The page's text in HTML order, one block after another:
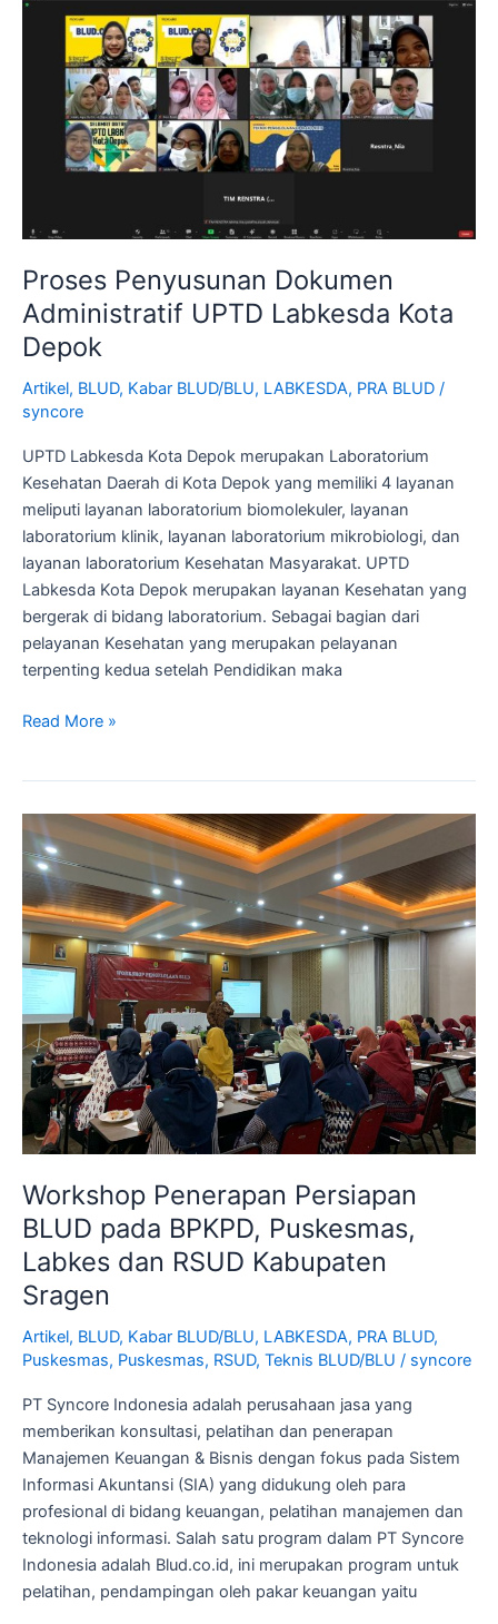
Proses Penyusunan Dokumen
Administratif UPTD Labkesda Kota
Depok
Artikel, BLUD, Kabar BLUD/BLU, LABKESDA, PRA BLUD /
syncore
UPTD Labkesda Kota Depok merupakan Laboratorium
Kesehatan Daerah di Kota Depok yang memiliki 4 layanan
meliputi layanan laboratorium biomolekuler, layanan
laboratorium klinik, layanan laboratorium mikrobiologi, dan
layanan laboratorium Kesehatan Masyarakat. UPTD
Labkesda Kota Depok merupakan layanan Kesehatan yang
bergerak di bidang laboratorium. Sebagai bagian dari
pelayanan Kesehatan yang merupakan pelayanan
terpenting kedua setelah Pendidikan maka
Proses
Penyusunan
Dokumen
Administratif
Labkesda
Read More »
Workshop Penerapan Persiapan
BLUD pada BPKPD, Puskesmas,
Labkes dan RSUD Kabupaten
Sragen
Artikel, BLUD, Kabar BLUD/BLU, LABKESDA, PRA BLUD,
Puskesmas, Puskesmas, RSUD, Teknis BLUD/BLU / syncore
PT Syncore Indonesia adalah perusahaan jasa yang
memberikan konsultasi, pelatihan dan penerapan
Manajemen Keuangan & Bisnis dengan fokus pada Sistem
Informasi Akuntansi (SIA) yang didukung oleh para
profesional di bidang keuangan, pelatihan manajemen dan
teknologi informasi. Salah satu program dalam PT Syncore
Indonesia adalah Blud.co.id, ini merupakan program untuk
pelatihan, pendampingan oleh pakar keuangan yaitu
Workshop
Penerapan
Persiapan
BLUD
pada
BPKPD,
Puskesmas,
Labkes
dan
RSUD
Kabupaten
Sragen